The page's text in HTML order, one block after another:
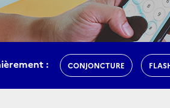
: CONJONCTURE